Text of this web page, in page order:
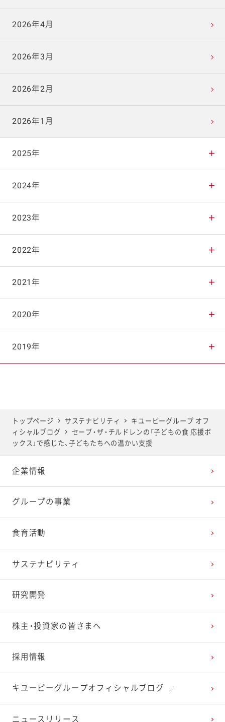
2026年4月
2026年3月
2026年2月
2026年1月
2025年
2025年12月
2025年11月
2025年10月
2025年9月
2025年8月
2025年7月
2025年4月
2025年3月
2025年2月
2024年
2024年12月
2024年11月
2024年10月
2024年9月
2024年8月
2024年5月
2024年4月
2024年3月
2023年
2023年12月
2023年11月
2023年10月
2023年9月
2023年6月
2023年5月
2023年4月
2022年
2022年12月
2022年11月
2022年10月
2022年7月
2022年6月
2022年5月
2021年
2021年12月
2021年11月
2021年8月
2021年7月
2021年6月
2020年
2020年12月
2020年9月
2020年8月
2020年7月
2019年
2019年10月
2019年9月
2019年8月
トップページ サステナビリティ
キユーピーグループ オフ
ィシャルブログ
セーブ・ザ・チルドレンの「子どもの食 応援ボ
ックス」で感じた、子どもたちへの温かい支援
企業情報
グループの事業
食育活動
サステナビリティ
研究開発
株主・投資家の皆さまへ
採用情報
キユーピーグループオフィシャルブログ
ニュースリリース